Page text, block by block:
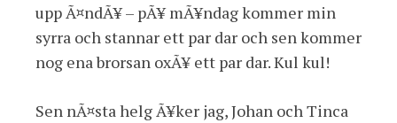
upp Ã¤ndÃ¥ – pÃ¥ mÃ¥ndag kommer min
syrra och stannar ett par dar och sen kommer
nog ena brorsan oxÃ¥ ett par dar. Kul kul!
Sen nÃ¤sta helg Ã¥ker jag, Johan och Tinca